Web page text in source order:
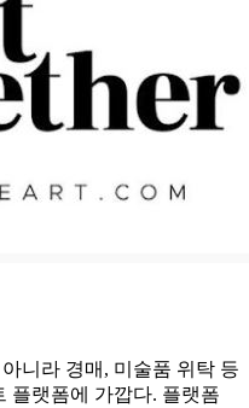
니라 경매, 미술품 위탁 등
플랫폼에 가깝다. 플랫폼